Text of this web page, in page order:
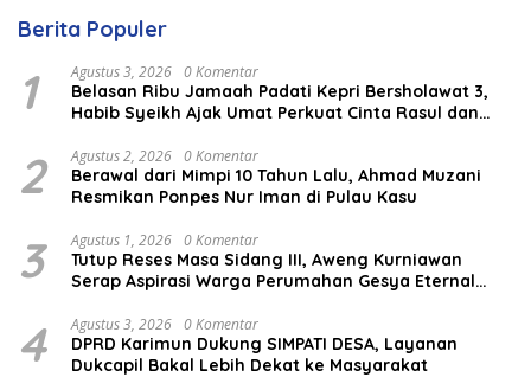
Berita Populer
1 Agustus 3, 2026 0 Komentar
Belasan Ribu Jamaah Padati Kepri Bersholawat 3,
Habib Syeikh Ajak Umat Perkuat Cinta Rasul dan
2 Agustus 2, 2026 0 Komentar
Berawal dari Mimpi 10 Tahun Lalu, Ahmad Muzani
Resmikan Ponpes Nur Iman di Pulau Kasu
3 Agustus 1, 2026 0 Komentar
Tutup Reses Masa Sidang III, Aweng Kurniawan
Serap Aspirasi Warga Perumahan Gesya Eternal
4 Agustus 3, 2026 0 Komentar
DPRD Karimun Dukung SIMPATI DESA, Layanan
Dukcapil Bakal Lebih Dekat ke Masyarakat